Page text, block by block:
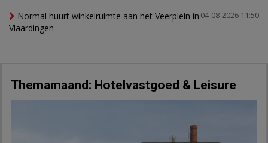
04-08-2026 11:50
Normal huurt winkelruimte aan het Veerplein in
Vlaardingen
Themamaand: Hotelvastgoed & Leisure